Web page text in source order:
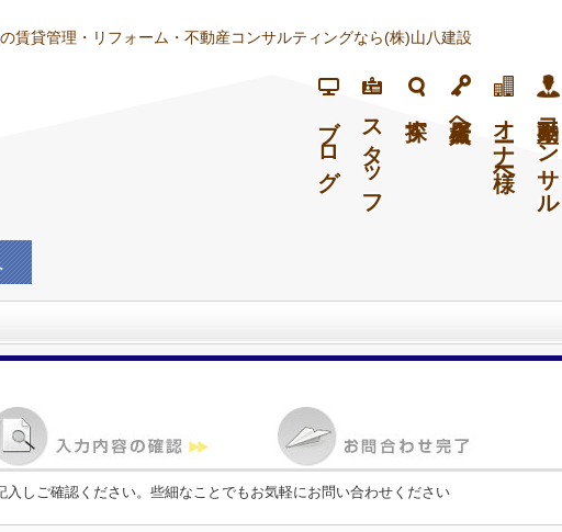
賃貸管理・リフォーム・不動産コンサルティングなら(株)山八建設
不動産コンサル
オーナー様へ
入居者様へ
探す
スタッフ
ブログ
入しご確認ください。些細なことでもお気軽にお問い合わせください